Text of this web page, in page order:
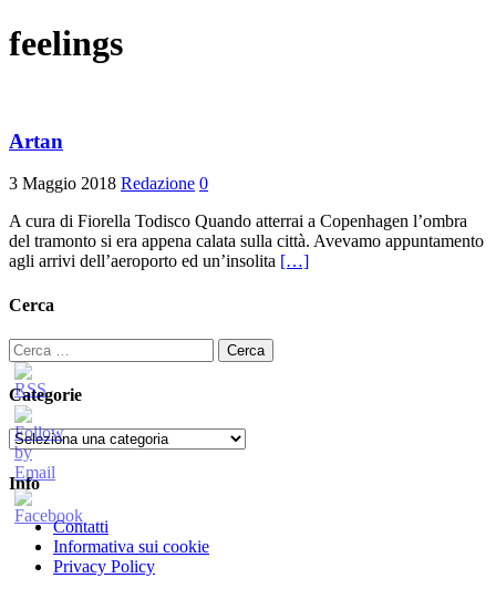
feelings
Artan
3 Maggio 2018 Redazione 0
A cura di Fiorella Todisco Quando atterrai a Copenhagen l’ombra
del tramonto si era appena calata sulla città. Avevamo appuntamento
agli arrivi dell’aeroporto ed un’insolita […]
Cerca
Ricerca
per:
Categorie
Categorie
Info
Contatti
Informativa sui cookie
Privacy Policy